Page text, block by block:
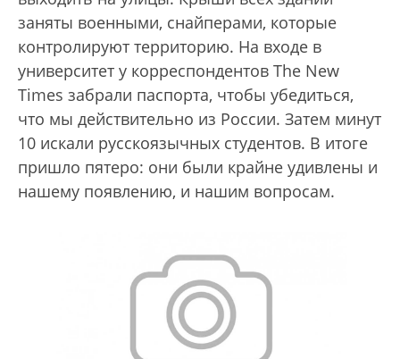
заняты военными, снайперами, которые
контролируют территорию. На входе в
университет у корреспондентов The New
Times забрали паспорта, чтобы убедиться,
что мы действительно из России. Затем минут
10 искали русскоязычных студентов. В итоге
пришло пятеро: они были крайне удивлены и
нашему появлению, и нашим вопросам.